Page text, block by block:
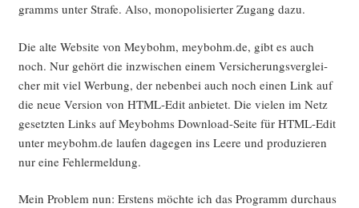
gramms unter Stra­fe. Also, mono­po­li­sier­ter Zugang dazu.
Die alte Web­site von Mey­bohm, meybohm.de, gibt es auch
noch. Nur gehört die inzwi­schen einem Ver­si­che­rungs­ver­glei­
cher mit viel Wer­bung, der neben­bei auch noch einen Link auf
die neue Ver­si­on von HTML-Edit anbie­tet. Die vie­len im Netz
gesetz­ten Links auf Mey­bohms Down­load-Sei­te für HTML-Edit
unter meybohm.de lau­fen dage­gen ins Lee­re und pro­du­zie­ren
nur eine Fehlermeldung.
Mein Pro­blem nun: Ers­tens möch­te ich das Pro­gramm durch­aus